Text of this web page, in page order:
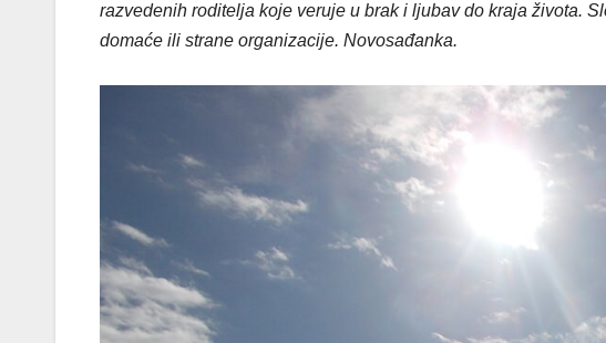
razvedenih roditelja koje veruje u brak i ljubav do kraja života.
domaće ili strane organizacije. Novosađanka.